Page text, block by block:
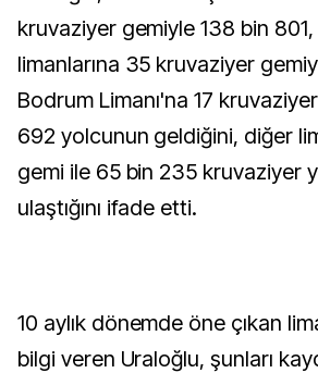
kruvaziyer gemiyle 138 bin
limanlarına 35 kruvaziyer
Bodrum Limanı'na 17
692 yolcunun geldiğini, diğer
gemi ile 65 bin 235 kruvaziyer
ulaştığını ifade etti.
10 aylık dönemde öne çıkan
bilgi veren Uraloğlu, şunları